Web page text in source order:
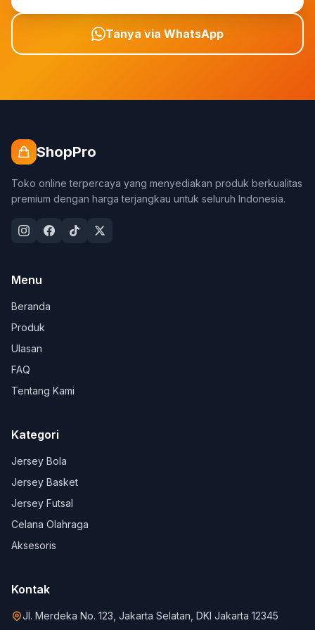
Tanya via WhatsApp
ShopPro
Toko online terpercaya yang menyediakan produk berkualitas
premium dengan harga terjangkau untuk seluruh Indonesia.
Menu
Beranda
Produk
Ulasan
FAQ
Tentang Kami
Kategori
Jersey Bola
Jersey Basket
Jersey Futsal
Celana Olahraga
Aksesoris
Kontak
Jl. Merdeka No. 123, Jakarta Selatan, DKI Jakarta 12345